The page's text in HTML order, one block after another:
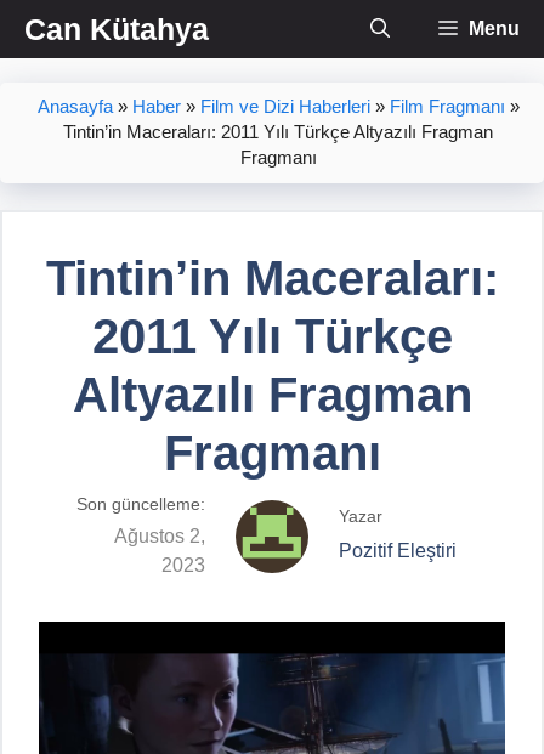
İçeriğe
atlaCan Kütahya Menu
Anasayfa» Haber» Film ve Dizi Haberleri» Film Fragmanı »
Tintin’in Maceraları: 2011 Yılı Türkçe Altyazılı Fragman
Fragmanı
Tintin’in Maceraları:
2011 Yılı Türkçe
Altyazılı Fragman
Fragmanı
Son güncelleme:
Ağustos 2,
2023
Yazar
Pozitif Eleştiri